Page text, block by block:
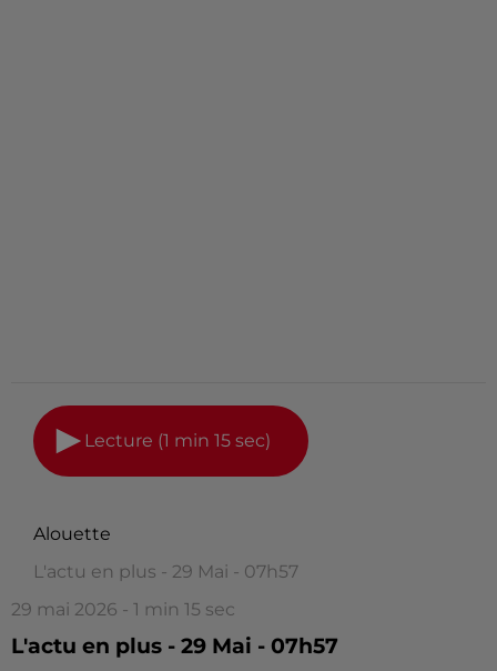
Lecture (1 min 15 sec)
Alouette
L'actu en plus - 29 Mai - 07h57
29 mai 2026 - 1 min 15 sec
L'actu en plus - 29 Mai - 07h57